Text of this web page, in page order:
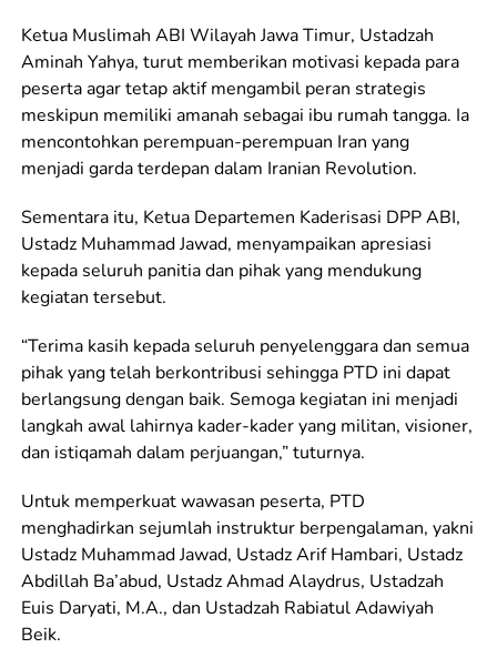
Ketua Muslimah ABI Wilayah Jawa Timur, Ustadzah
Aminah Yahya, turut memberikan motivasi kepada para
peserta agar tetap aktif mengambil peran strategis
meskipun memiliki amanah sebagai ibu rumah tangga. Ia
mencontohkan perempuan-perempuan Iran yang
menjadi garda terdepan dalam Iranian Revolution.
Sementara itu, Ketua Departemen Kaderisasi DPP ABI,
Ustadz Muhammad Jawad, menyampaikan apresiasi
kepada seluruh panitia dan pihak yang mendukung
kegiatan tersebut.
“Terima kasih kepada seluruh penyelenggara dan semua
pihak yang telah berkontribusi sehingga PTD ini dapat
berlangsung dengan baik. Semoga kegiatan ini menjadi
langkah awal lahirnya kader-kader yang militan, visioner,
dan istiqamah dalam perjuangan,” tuturnya.
Untuk memperkuat wawasan peserta, PTD
menghadirkan sejumlah instruktur berpengalaman, yakni
Ustadz Muhammad Jawad, Ustadz Arif Hambari, Ustadz
Abdillah Ba’abud, Ustadz Ahmad Alaydrus, Ustadzah
Euis Daryati, M.A., dan Ustadzah Rabiatul Adawiyah
Beik.